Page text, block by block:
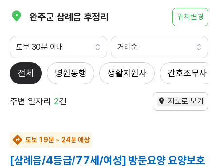
완주군 삼례읍 후정리 위치변경
도보 30분 이내 거리순
전체 병원동행 생활지원사 간호조무사
주변 일자리 2건 지도로 보기
도보 19분 ~ 24분 예상
[삼례읍/4등급/77세/여성] 방문요양 요양보호